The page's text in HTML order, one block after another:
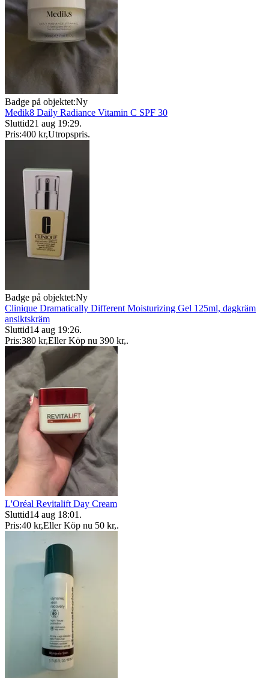
Badge på objektet:Ny
Medik8 Daily Radiance Vitamin C SPF 30
Sluttid21 aug 19:29.
Pris:400 kr,Utropspris.
Badge på objektet:Ny
Clinique Dramatically Different Moisturizing Gel 125ml, dagkräm
ansiktskräm
Sluttid14 aug 19:26.
Pris:380 kr,Eller Köp nu 390 kr,.
L'Oréal Revitalift Day Cream
Sluttid14 aug 18:01 .
Pris:40 kr,Eller Köp nu 50 kr,.